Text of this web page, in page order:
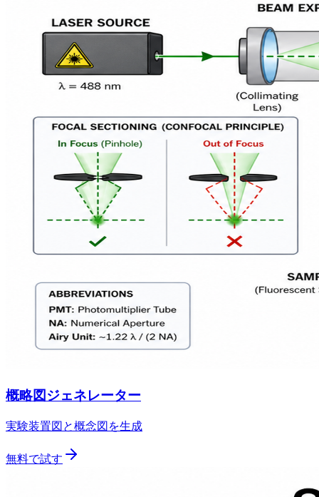
概略図ジェネレーター
実験装置図と概念図を生成
無料で試す